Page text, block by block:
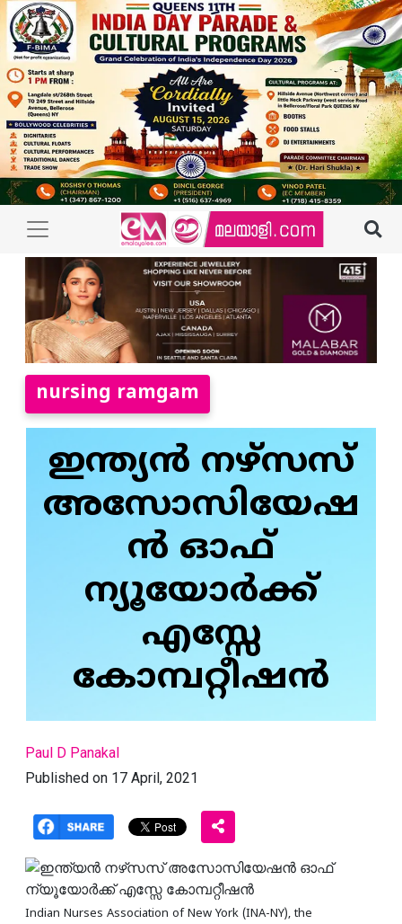
nursing ramgam
ഇന്ത്യന്‍ നഴ്‌സസ്
അസോസിയേഷ
ന്‍ ഓഫ്
ന്യൂയോര്‍ക്ക്
എസ്സേ
കോമ്പറ്റീഷന്‍
Paul D Panakal
Published on 17 April, 2021
Indian Nurses Association of New York (INA-NY), the